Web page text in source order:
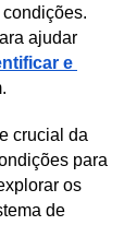
ajudar
e
crucial da
para
os
de